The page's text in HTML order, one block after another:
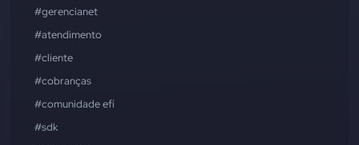
#gerencianet
#atendimento
#cliente
#cobranças
#comunidade efí
#sdk